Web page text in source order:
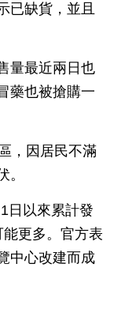
已缺貨，並且
量最近兩日也
藥也被搶購一
，因居民不滿
。
日以來累計發
更多。官方表
中心改建而成